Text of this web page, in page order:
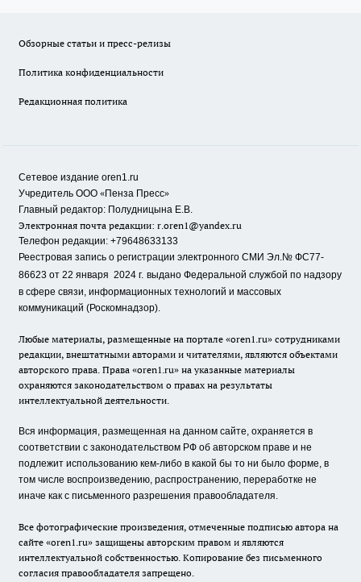
Обзорные статьи и пресс-релизы
Политика конфиденциальности
Редакционная политика
Сетевое издание oren1.ru
Учредитель ООО «Пенза Пресс»
Главный редактор: Полудницына Е.В.
Электронная почта редакции: r.oren1@yandex.ru
Телефон редакции: +79648633133
Реестровая запись о регистрации электронного СМИ Эл.№ ФС77-
86623 от 22 января 2024 г. выдано Федеральной службой по надзору
в сфере связи, информационных технологий и массовых
коммуникаций (Роскомнадзор).
Любые материалы, размещенные на портале «oren1.ru» сотрудниками
редакции, внештатными авторами и читателями, являются объектами
авторского права. Права «oren1.ru» на указанные материалы
охраняются законодательством о правах на результаты
интеллектуальной деятельности.
Вся информация, размещенная на данном сайте, охраняется в
соответствии с законодательством РФ об авторском праве и не
подлежит использованию кем-либо в какой бы то ни было форме, в
том числе воспроизведению, распространению, переработке не
иначе как с письменного разрешения правообладателя.
Все фотографические произведения, отмеченные подписью автора на
сайте «oren1.ru» защищены авторским правом и являются
интеллектуальной собственностью. Копирование без письменного
согласия правообладателя запрещено.